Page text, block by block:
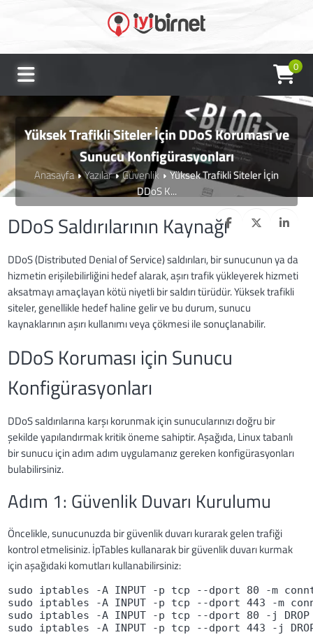
0
Yüksek Trafikli Siteler İçin DDoS Koruması ve
Sunucu Konfigürasyonları
Anasayfa Yazılar Güvenlik
Yüksek Trafikli Siteler İçin
DDoS K...
DDoS Saldırılarının Kaynağı
DDoS (Distributed Denial of Service) saldırıları, bir sunucunun ya da
hizmetin erişilebilirliğini hedef alarak, aşırı trafik yükleyerek hizmeti
aksatmayı amaçlayan kötü niyetli bir saldırı türüdür. Yüksek trafikli
siteler, genellikle hedef haline gelir ve bu durum, sunucu
kaynaklarının aşırı kullanımı veya çökmesi ile sonuçlanabilir.
DDoS Koruması için Sunucu
Konfigürasyonları
DDoS saldırılarına karşı korunmak için sunucularınızı doğru bir
şekilde yapılandırmak kritik öneme sahiptir. Aşağıda, Linux tabanlı
bir sunucu için adım adım uygulamanız gereken konfigürasyonları
bulabilirsiniz.
Adım 1: Güvenlik Duvarı Kurulumu
Öncelikle, sunucunuzda bir güvenlik duvarı kurarak gelen trafiği
kontrol etmelisiniz. İpTables kullanarak bir güvenlik duvarı kurmak
için aşağıdaki komutları kullanabilirsiniz:
sudo iptables -A INPUT -p tcp --dport 80 -m
sudo iptables -A INPUT -p tcp --dport 443 -m
sudo iptables -A INPUT -p tcp --dport 80 -j DROP